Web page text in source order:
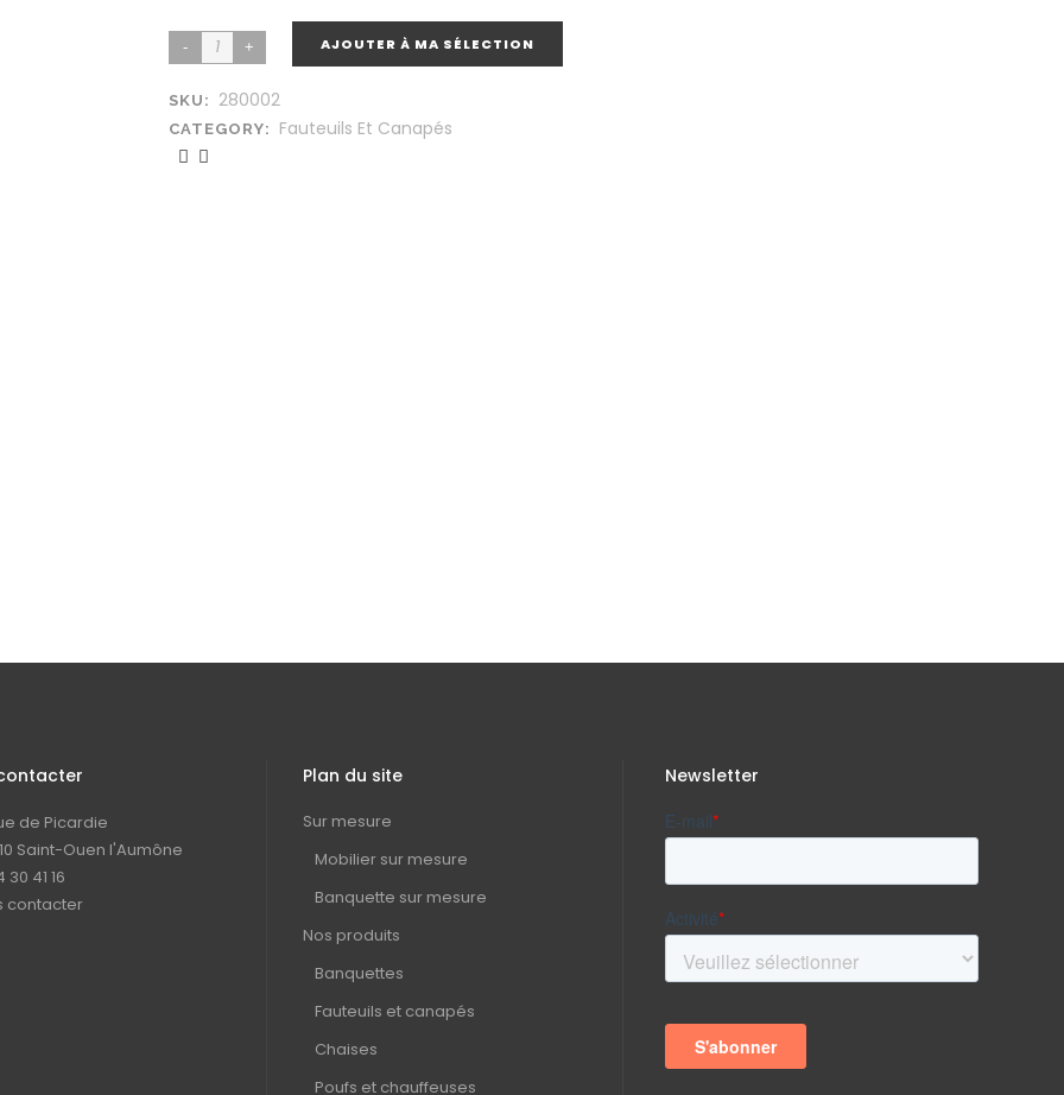
AJOUTER À MA SÉLECTION
SKU: 280002
CATEGORY: Fauteuils Et Canapés
de Picardie
Saint-Ouen l'Aumône
30 41 16
contacter
Plan du site
Sur mesure
Mobilier sur mesure
Banquette sur mesure
Nos produits
Banquettes
Fauteuils et canapés
Chaises
Poufs et chauffeuses
Newsletter